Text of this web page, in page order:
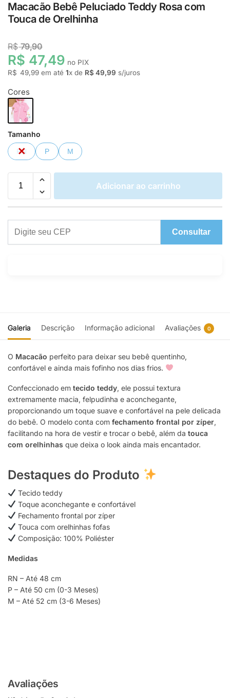
Macacão Bebê Peluciado Teddy Rosa com
Touca de Orelhinha
R$79,90
R$ 47,49 no PIX
R$ 49,99 em até 1x de R$ 49,99 s/juros
Cores
Tamanho
RN P M
Adicionar ao carrinho
Consultar
Galeria Descrição Informação adicional Avaliações 0
O Macacão perfeito para deixar seu bebê quentinho,
confortável e ainda mais fofinho nos dias frios.
Confeccionado em tecido teddy, ele possui textura
extremamente macia, felpudinha e aconchegante,
proporcionando um toque suave e confortável na pele delicada
do bebê. O modelo conta com fechamento frontal por zíper,
facilitando na hora de vestir e trocar o bebê, além da touca
com orelhinhas que deixa o look ainda mais encantador.
Destaques do Produto
Tecido teddy
Toque aconchegante e confortável
Fechamento frontal por zíper
Touca com orelhinhas fofas
Composição: 100% Poliéster
Medidas
RN – Até 48 cm
P – Até 50 cm (0-3 Meses)
M – Até 52 cm (3-6 Meses)
Avaliações